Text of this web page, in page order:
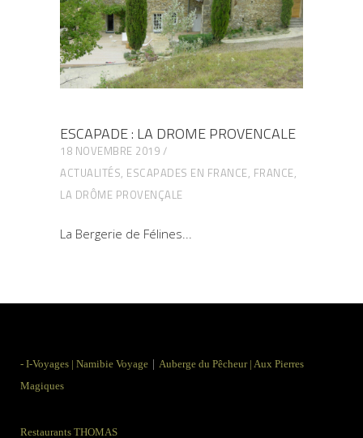
ESCAPADE : LA DROME PROVENCALE
18 NOVEMBRE 2019
ACTUALITÉS, ESCAPADES EN FRANCE, FRANCE,
LA DRÔME PROVENÇALE
La Bergerie de Félines
- I-Voyages | Namibie Voyage | Auberge du Pêcheur | Aux Pierres
Magiques
Restaurants THOMAS